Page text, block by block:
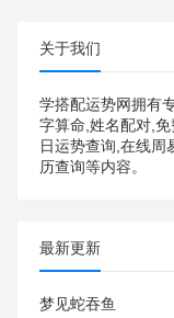
关于我们
学搭配运势网拥有
字算命,姓名配对,
日运势查询,在线周
历查询等内容。
最新更新
梦见蛇吞鱼